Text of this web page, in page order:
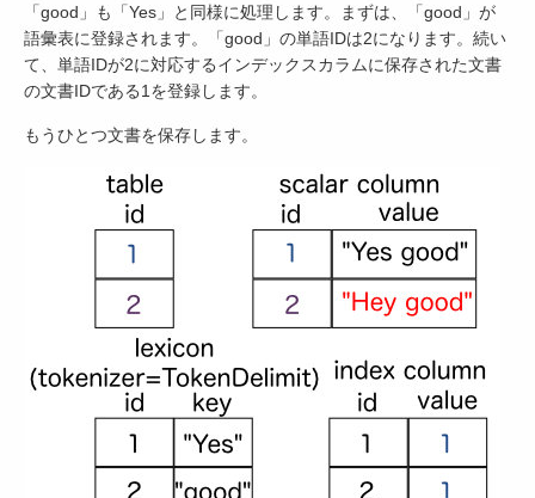
「good」も「Yes」と同様に処理します。まずは、「good」が
語彙表に登録されます。「good」の単語IDは2になります。続い
て、単語IDが2に対応するインデックスカラムに保存された文書
の文書IDである1を登録します。
もうひとつ文書を保存します。